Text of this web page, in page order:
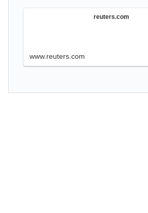
海外「日本人がアメリカに対してと
ちらです‥」→「国境を越えた驚く
韓国人「U17日本代表、決勝で中国
reuters.com
www.reuters.com